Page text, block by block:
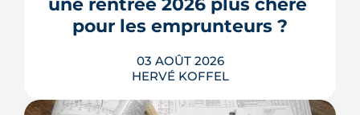
acheteurs.
LIRE L'ARTICLE
une rentrée 2026 plus chère
pour les emprunteurs ?
03 AOÛT 2026
HERVÉ KOFFEL